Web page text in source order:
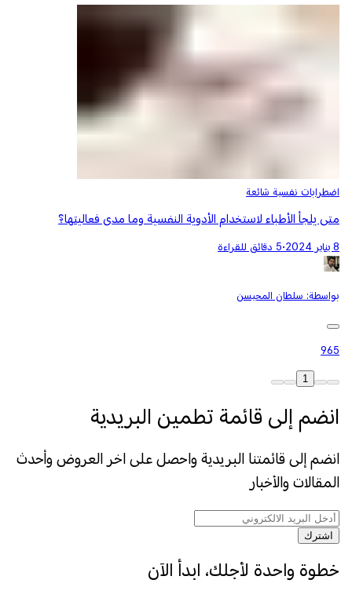
اضطرابات نفسية شائعة
متى يلجأ الأطباء لاستخدام الأدوية النفسية وما مدى فعاليتها؟
8 يناير 2024 •5 دقائق للقراءة
بواسطة: سلطان المحيسن
965
1
انضم إلى قائمة تطمين البريدية
انضم إلى قائمتنا البريدية واحصل على اخر العروض وأحدث
المقالات والأخبار
اشترك
خطوة واحدة لأجلك، ابدأ الآن